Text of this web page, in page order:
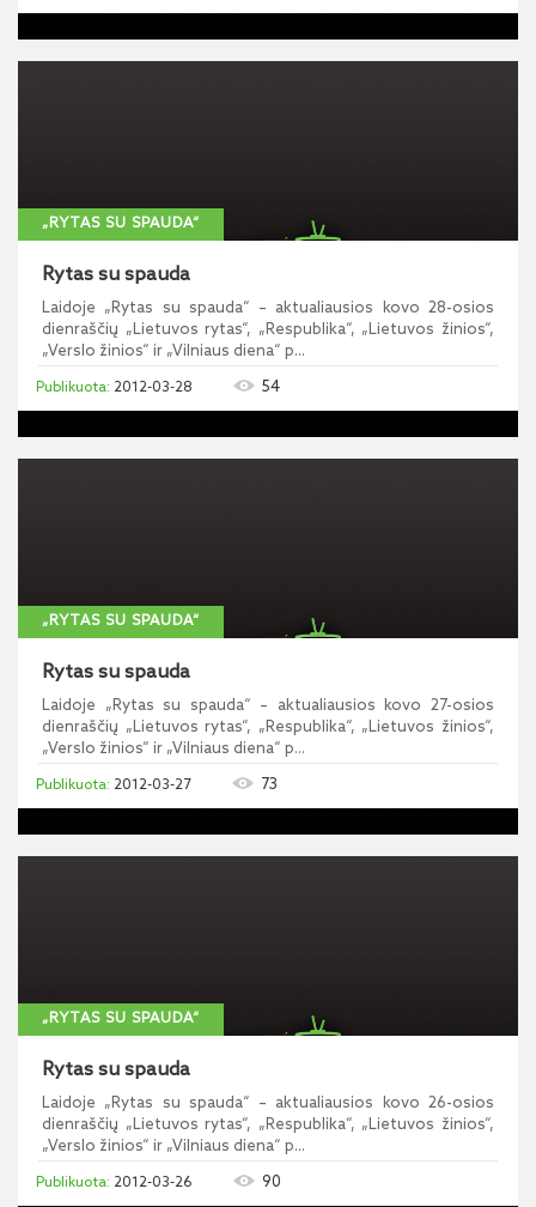
„RYTAS SU SPAUDA“
Rytas su spauda
Laidoje „Rytas su spauda“ – aktualiausios kovo 28-osios
dienraščių „Lietuvos rytas“, „Respublika“, „Lietuvos žinios“,
„Verslo žinios“ ir „Vilniaus diena“ p...
2012-03-28 54
„RYTAS SU SPAUDA“
Rytas su spauda
Laidoje „Rytas su spauda“ – aktualiausios kovo 27-osios
dienraščių „Lietuvos rytas“, „Respublika“, „Lietuvos žinios“,
„Verslo žinios“ ir „Vilniaus diena“ p...
2012-03-27 73
„RYTAS SU SPAUDA“
Rytas su spauda
Laidoje „Rytas su spauda“ – aktualiausios kovo 26-osios
dienraščių „Lietuvos rytas“, „Respublika“, „Lietuvos žinios“,
„Verslo žinios“ ir „Vilniaus diena“ p...
2012-03-26 90